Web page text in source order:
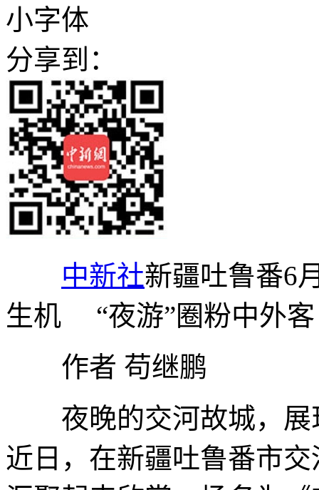
小字体
分享到：
中新社新疆吐鲁番6
生机 “夜游”圈粉中外客
作者 苟继鹏
夜晚的交河故城，展
近日，在新疆吐鲁番市